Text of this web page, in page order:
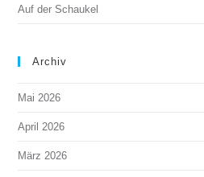
Auf der Schaukel
Archiv
Mai 2026
April 2026
März 2026